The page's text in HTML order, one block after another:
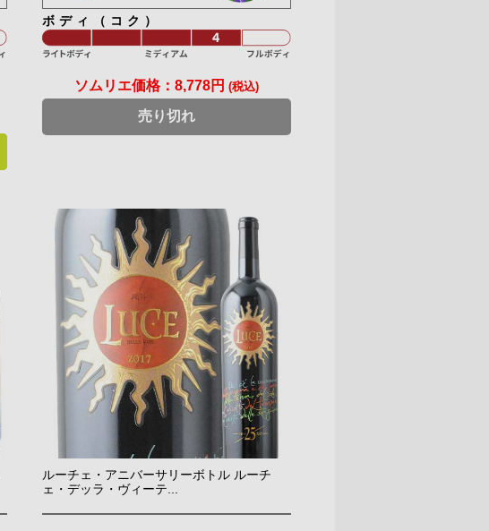
ボディ（コク）
ソムリエ価格： 8,778円 (税込)
売り切れ
ルーチェ・アニバーサリーボトル ルーチ
ェ・デッラ・ヴィーテ...